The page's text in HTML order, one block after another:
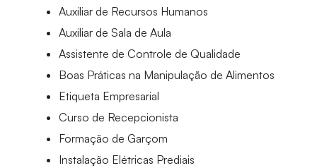
Auxiliar de Recursos Humanos
Auxiliar de Sala de Aula
Assistente de Controle de Qualidade
Boas Práticas na Manipulação de Alimentos
Etiqueta Empresarial
Curso de Recepcionista
Formação de Garçom
Instalação Elétricas Prediais